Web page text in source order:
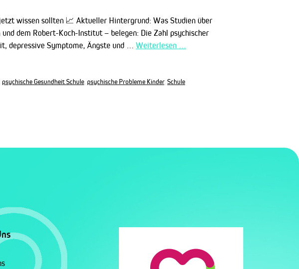
wissen sollten 📈 Aktueller Hintergrund: Was Studien über
dem Robert-Koch-Institut – belegen: Die Zahl psychischer
depressive Symptome, Ängste und … Weiterlesen …
,psychische Gesundheit Schule ,psychische Probleme Kinder,Schule